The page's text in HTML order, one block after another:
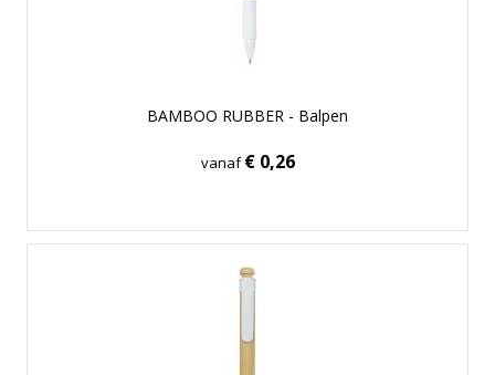
BAMBOO RUBBER - Balpen
vanaf€ 0,26